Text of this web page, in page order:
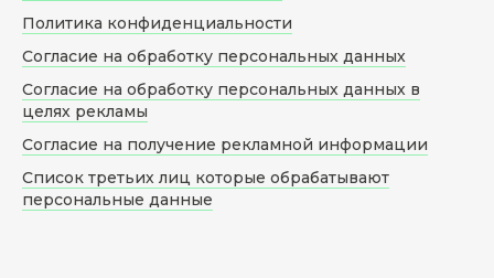
Политика конфиденциальности
Согласие на обработку персональных данных
Согласие на обработку персональных данных в
целях рекламы
Согласие на получение рекламной информации
Список третьих лиц которые обрабатывают
персональные данные